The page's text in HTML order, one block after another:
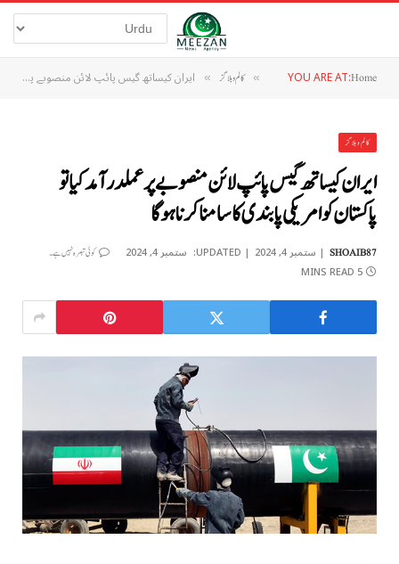
YOU ARE AT:Home
» کالم و بلاگز » ایران کیساتھ گیس پائپ لائن منصوبے پر عملدرآمد کیا تو پاکستان کو امریکی پابندی کا سامنا کرنا ہوگا
کالم و بلاگز
ایران کیساتھ گیس پائپ لائن منصوبے پر عملدرآمد کیا تو
پاکستان کو امریکی پابندی کا سامنا کرنا ہوگا
SHOAIB87 ستمبر 4, 2024 UPDATED: ستمبر 4, 2024 کوئی تبصرہ نہیں ہے۔
5 MINS READ